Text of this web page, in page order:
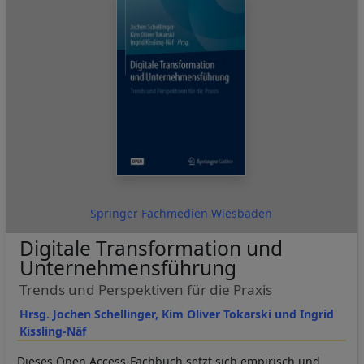
Springer Fachmedien Wiesbaden
Hrsg. Jochen Schellinger, Kim Oliver Tokarski und Ingrid
Kissling-Näf
Digitale Transformation und
Unternehmensführung
Trends und Perspektiven für die Praxis